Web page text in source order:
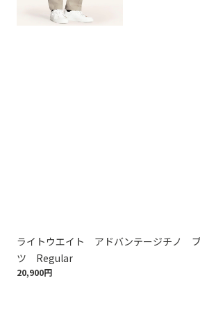
ライトウエイト アドバンテージチノ
ツ Regular
20,900円